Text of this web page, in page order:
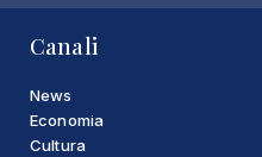
Canali
News
Economia
Cultura